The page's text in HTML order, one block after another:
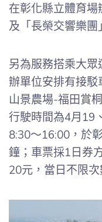
在彰化縣立體育場
及「長榮交響樂團
另為服務搭乘大
辦單位安排有接駁
山景農場-福田賞
行駛時間為4月19
8:30～16:00，於
鐘；車票採1日券
20元，當日不限次